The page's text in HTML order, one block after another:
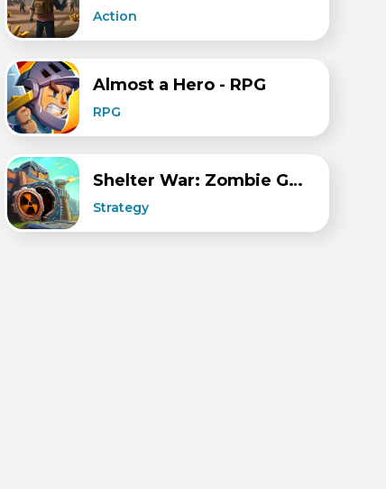
Action
Almost a Hero - RPG
RPG
Shelter War: Zombie Games
Strategy